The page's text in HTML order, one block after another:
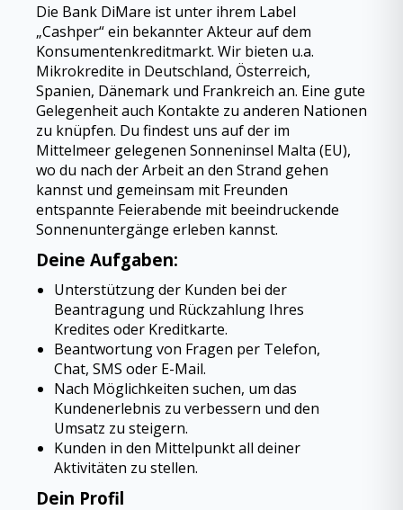
Die Bank DiMare ist unter ihrem Label
„Cashper“ ein bekannter Akteur auf dem
Konsumentenkreditmarkt. Wir bieten u.a.
Mikrokredite in Deutschland, Österreich,
Spanien, Dänemark und Frankreich an. Eine gute
Gelegenheit auch Kontakte zu anderen Nationen
zu knüpfen. Du findest uns auf der im
Mittelmeer gelegenen Sonneninsel Malta (EU),
wo du nach der Arbeit an den Strand gehen
kannst und gemeinsam mit Freunden
entspannte Feierabende mit beeindruckende
Sonnenuntergänge erleben kannst.
Deine Aufgaben:
Unterstützung der Kunden bei der
Beantragung und Rückzahlung Ihres
Kredites oder Kreditkarte.
Beantwortung von Fragen per Telefon,
Chat, SMS oder E-Mail.
Nach Möglichkeiten suchen, um das
Kundenerlebnis zu verbessern und den
Umsatz zu steigern.
Kunden in den Mittelpunkt all deiner
Aktivitäten zu stellen.
Dein Profil